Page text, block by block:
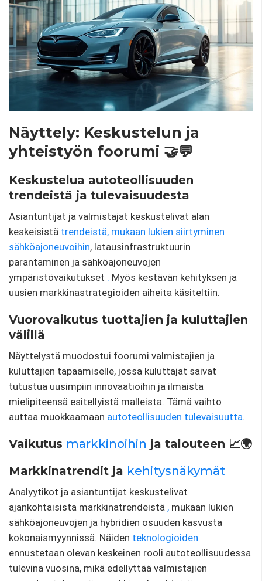
Näyttely: Keskustelun ja
yhteistyön foorumi 🤝💬
Keskustelua autoteollisuuden
trendeistä ja tulevaisuudesta
Asiantuntijat ja valmistajat keskustelivat alan
keskeisistä trendeistä, mukaan lukien siirtyminen
sähköajoneuvoihin, latausinfrastruktuurin
parantaminen ja sähköajoneuvojen
ympäristövaikutukset . Myös kestävän kehityksen ja
uusien markkinastrategioiden aiheita käsiteltiin.
Vuorovaikutus tuottajien ja kuluttajien
välillä
Näyttelystä muodostui foorumi valmistajien ja
kuluttajien tapaamiselle, jossa kuluttajat saivat
tutustua uusimpiin innovaatioihin ja ilmaista
mielipiteensä esitellyistä malleista. Tämä vaihto
auttaa muokkaamaan autoteollisuuden tulevaisuutta.
Vaikutus markkinoihin ja talouteen 📈🌍
Markkinatrendit ja kehitysnäkymät
Analyytikot ja asiantuntijat keskustelivat
ajankohtaisista markkinatrendeistä , mukaan lukien
sähköajoneuvojen ja hybridien osuuden kasvusta
kokonaismyynnissä. Näiden teknologioiden
ennustetaan olevan keskeinen rooli autoteollisuudessa
tulevina vuosina, mikä edellyttää valmistajien